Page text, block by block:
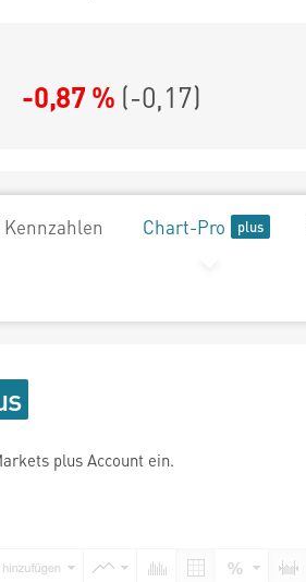
-0,87 % (-0,17)
Chart-Pro
plus Account ein.